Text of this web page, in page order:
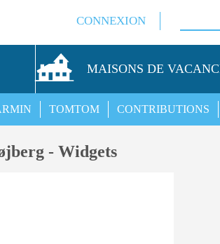
CONNEXION
MAISONS DE
CONTRIBUTIONS
TOMTOM
- Widgets